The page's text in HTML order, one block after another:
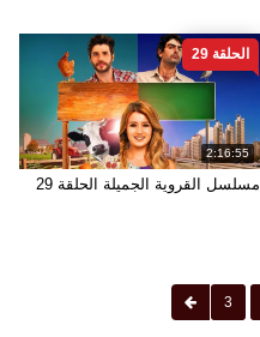
2:16:55
الحلقة 29
مسلسل القروية الجميلة الحلقة 29
3